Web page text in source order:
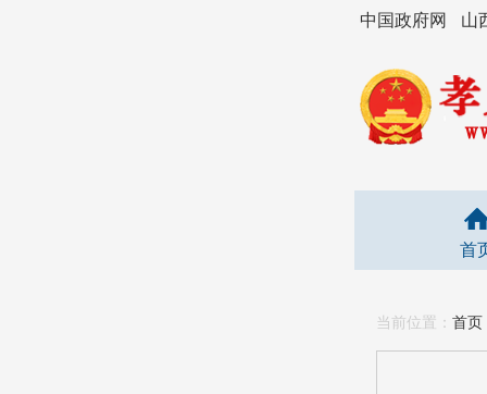
中国政府网 山
首
当前位置： 首页